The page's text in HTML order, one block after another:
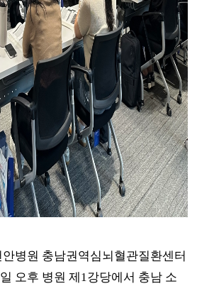
병원 충남권역심뇌혈관질환센터
일 오후 병원 제 1강당에서 충남 소